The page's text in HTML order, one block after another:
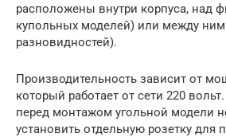
расположены внутри корпуса, над
купольных моделей) или между
разновидностей).
Производительность зависит от
который работает от сети 220
перед монтажом угольной модели
установить отдельную розетку для